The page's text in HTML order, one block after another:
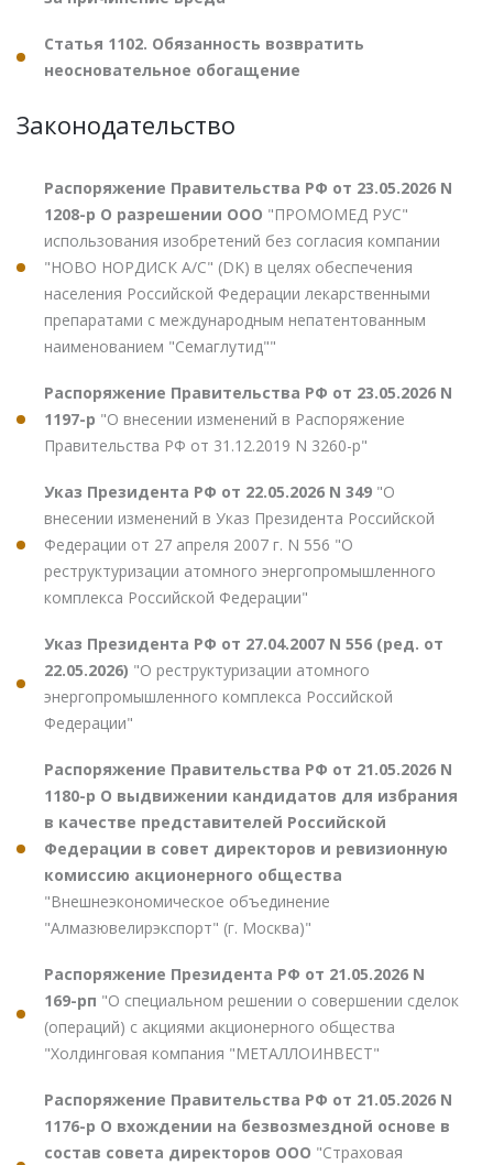
Статья 1102. Обязанность возвратить
неосновательное обогащение
Законодательство
Распоряжение Правительства РФ от 23.05.2026 N
1208-р О разрешении ООО "ПРОМОМЕД РУС"
использования изобретений без согласия компании
"НОВО НОРДИСК А/С" (DK) в целях обеспечения
населения Российской Федерации лекарственными
препаратами с международным непатентованным
наименованием "Семаглутид""
Распоряжение Правительства РФ от 23.05.2026 N
1197-р "О внесении изменений в Распоряжение
Правительства РФ от 31.12.2019 N 3260-р"
Указ Президента РФ от 22.05.2026 N 349 "О
внесении изменений в Указ Президента Российской
Федерации от 27 апреля 2007 г. N 556 "О
реструктуризации атомного энергопромышленного
комплекса Российской Федерации"
Указ Президента РФ от 27.04.2007 N 556 (ред. от
22.05.2026) "О реструктуризации атомного
энергопромышленного комплекса Российской
Федерации"
Распоряжение Правительства РФ от 21.05.2026 N
1180-р О выдвижении кандидатов для избрания
в качестве представителей Российской
Федерации в совет директоров и ревизионную
комиссию акционерного общества
"Внешнеэкономическое объединение
"Алмазювелирэкспорт" (г. Москва)"
Распоряжение Президента РФ от 21.05.2026 N
169-рп "О специальном решении о совершении сделок
(операций) с акциями акционерного общества
"Холдинговая компания "МЕТАЛЛОИНВЕСТ"
Распоряжение Правительства РФ от 21.05.2026 N
1176-р О вхождении на безвозмездной основе в
состав совета директоров ООО "Страховая